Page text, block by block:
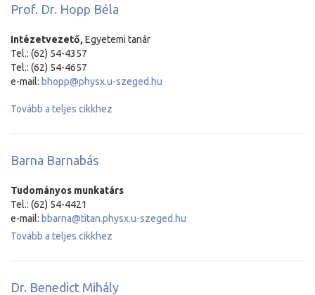
Prof. Dr. Hopp Béla
Intézetvezető, Egyetemi tanár
Tel.: (62) 54-4357
Tel.: (62) 54-4657
e-mail: bhopp@physx.u-szeged.hu
Tovább a teljes cikkhez
Barna Barnabás
Tudományos munkatárs
Tel.: (62) 54-4421
e-mail: bbarna@titan.physx.u-szeged.hu
Tovább a teljes cikkhez
Dr. Benedict Mihály